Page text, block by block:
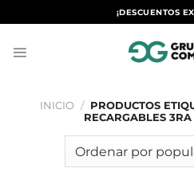
al
¡DESCUENTOS
INICIO / PRODUCTOS
RECARGABLES